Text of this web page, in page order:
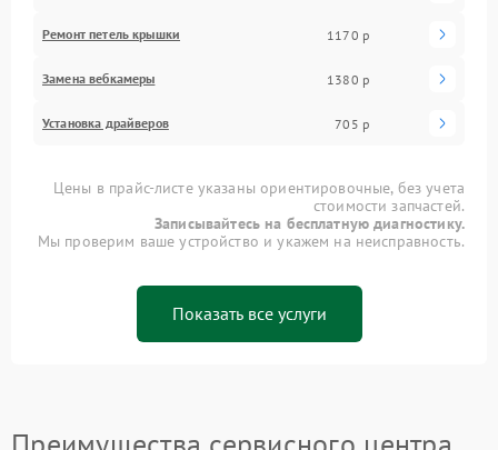
Ремонт петель крышки 1170 р
Замена вебкамеры 1380 р
Установка драйверов 705 р
Цены в прайс-листе указаны ориентировочные, без учета
стоимости запчастей.
Записывайтесь на бесплатную диагностику.
Мы проверим ваше устройство и укажем на неисправность.
Показать все услуги